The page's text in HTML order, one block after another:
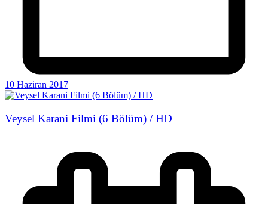
10 Haziran 2017
Veysel Karani Filmi (6 Bölüm) / HD